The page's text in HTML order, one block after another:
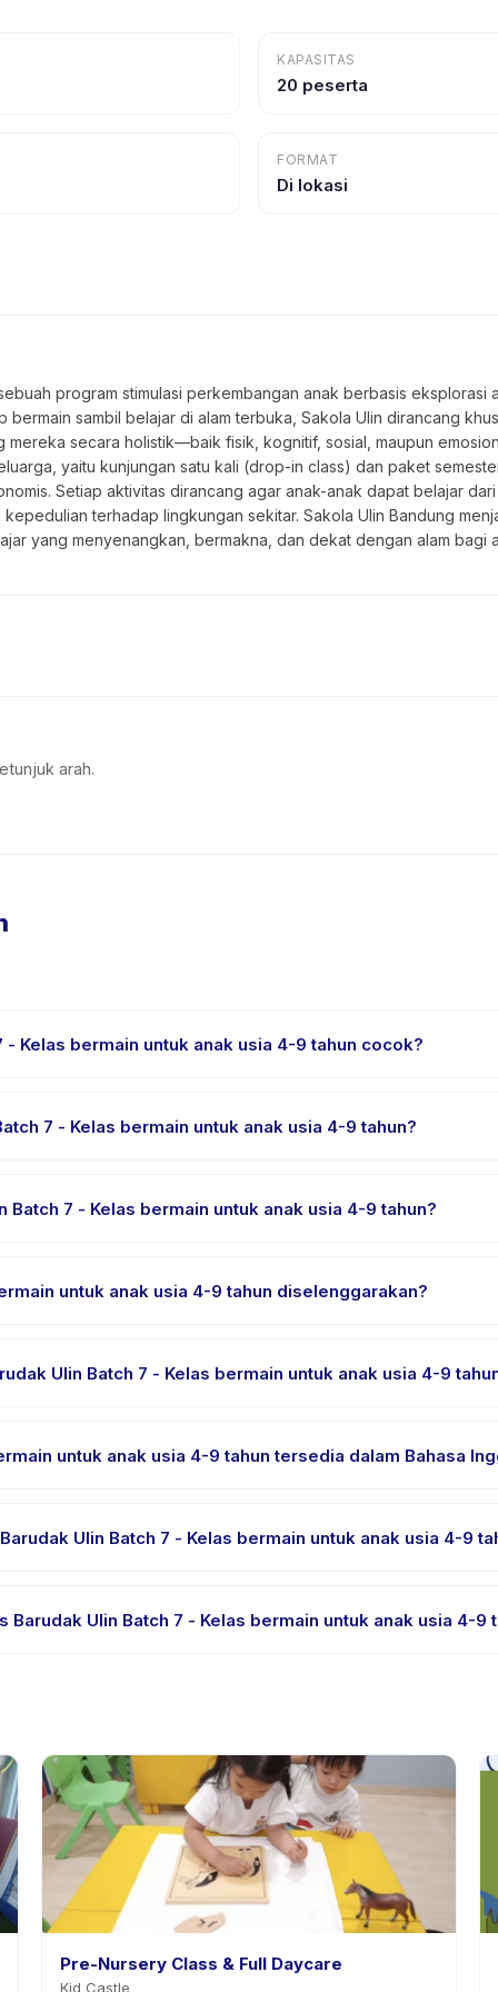
KAPASITAS
20 peserta
FORMAT
Di lokasi
program stimulasi perkembangan anak berbasis
bermain sambil belajar di alam terbuka, Sakola Ulin dirancang
mereka secara holistik—baik fisik, kognitif, sosial, maupun
yaitu kunjungan satu kali (drop-in class) dan paket
Setiap aktivitas dirancang agar anak-anak dapat belajar
terhadap lingkungan sekitar. Sakola Ulin Bandung
yang menyenangkan, bermakna, dan dekat dengan alam bagi
arah.
Kelas bermain untuk anak usia 4-9 tahun cocok?
anak mendapat tantangan yang sesuai.
7 - Kelas bermain untuk anak usia 4-9 tahun?
Batch 7 - Kelas bermain untuk anak usia 4-9 tahun?
pembayaran berhasil.
untuk anak usia 4-9 tahun diselenggarakan?
pemesanan.
Ulin Batch 7 - Kelas bermain untuk anak usia 4-9
untuk anak usia 4-9 tahun tersedia dalam Bahasa
yang didukung.
Ulin Batch 7 - Kelas bermain untuk anak usia 4-9
Ulin Batch 7 - Kelas bermain untuk anak usia 4-9
Pre-Nursery Class & Full Daycare
Kid Castle